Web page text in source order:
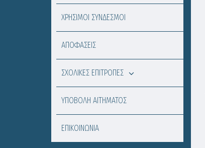
ΧΡΗΣΙΜΟΙ ΣΥΝΔΕΣΜΟΙ
ΑΠΟΦΑΣΕΙΣ
ΣΧΟΛΙΚΕΣ ΕΠΙΤΡΟΠΕΣ
ΥΠΟΒΟΛΗ ΑΙΤΗΜΑΤΟΣ
ΕΠΙΚΟΙΝΩΝΙΑ